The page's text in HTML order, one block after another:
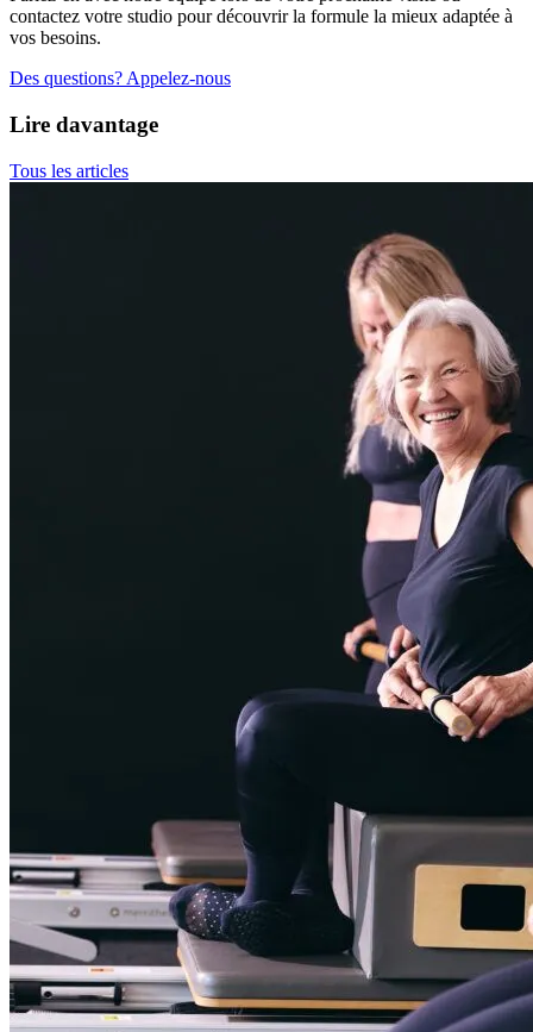
contactez votre studio pour découvrir la formule la mieux adaptée à
vos besoins.
Des questions? Appelez-nous
Lire davantage
Tous les articles